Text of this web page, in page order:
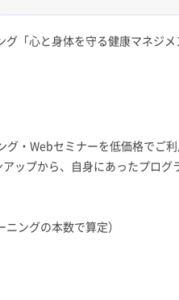
グ「心と身体を守る健康マネジ
・Webセミナーを低価格でご
ップから、自身にあったプロ
ングの本数で算定）